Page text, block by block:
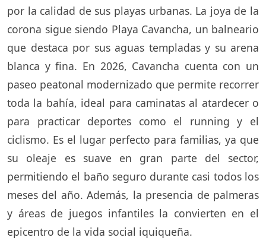
por la calidad de sus playas urbanas. La joya de la
corona sigue siendo Playa Cavancha, un balneario
que destaca por sus aguas templadas y su arena
blanca y fina. En 2026, Cavancha cuenta con un
paseo peatonal modernizado que permite recorrer
toda la bahía, ideal para caminatas al atardecer o
para practicar deportes como el running y el
ciclismo. Es el lugar perfecto para familias, ya que
su oleaje es suave en gran parte del sector,
permitiendo el baño seguro durante casi todos los
meses del año. Además, la presencia de palmeras
y áreas de juegos infantiles la convierten en el
epicentro de la vida social iquiqueña.